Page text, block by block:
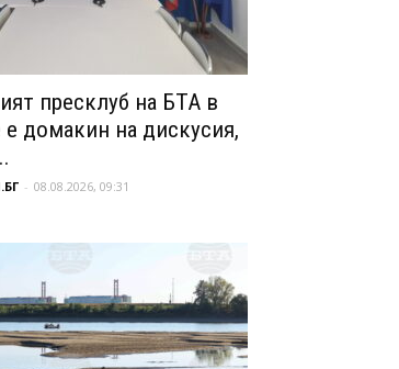
пресклуб на БТА в
домакин на дискусия,
- 08.08.2026, 09:31